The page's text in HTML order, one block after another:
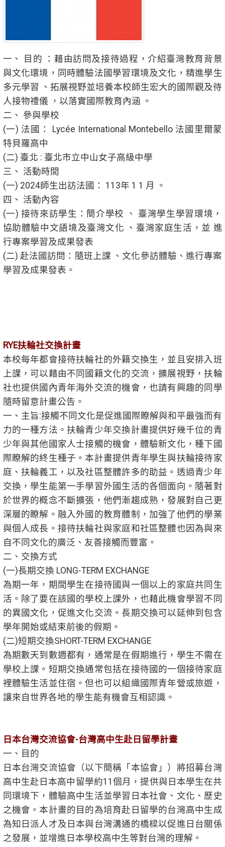
一、 目的 ：藉由訪問及接待過程，介紹臺灣教育背景
與文化環境，同時體驗法國學習環境及文化，精進學生
多元學習 、拓展視野並培養本校師生宏大的國際觀及待
人接物禮儀 ，以落實國際教育內涵 。
二、 參與學校
(一) 法國： Lycée International Montebello 法國里爾蒙
特貝羅高中
(二) 臺北 : 臺北市立中山女子高級中學
三、 活動時間
(一) 2024師生出訪法國： 113年 1 1 月 。
四、 活動內容
(一) 接待來訪學生：簡介學校 、 臺灣學生學習環境，
協助體驗中文語境及臺灣文化 、臺灣家庭生活，並 進
行專案學習及成果發表
(二) 赴法國訪問：隨班上課 、文化參訪體驗、進行專案
學習及成果發表。
RYE扶輪社交換計畫
本校每年都會接待扶輪社的外籍交換生，並且安排入班
上課，可以藉由不同國籍文化的交流，擴展視野，扶輪
社也提供國內青年海外交流的機會，也請有興趣的同學
隨時留意計畫公告。
一、主旨:接觸不同文化是促進國際瞭解與和平最強而有
力的一種方法。扶輪青少年交換計畫提供好幾千位的青
少年與其他國家人士接觸的機會，體驗新文化，種下國
際瞭解的終生種子。本計畫提供青年學生與扶輪接待家
庭、扶輪義工，以及社區整體許多的助益。透過青少年
交換，學生能第一手學習外國生活的各個面向。隨著對
於世界的概念不斷擴張，他們漸趨成熟，發展對自己更
深層的瞭解。融入外國的教育體制，加強了他們的學業
與個人成長。接待扶輪社與家庭和社區整體也因為與來
自不同文化的廣泛、友善接觸而豐富。
二、交換方式
(一)長期交換 LONG-TERM EXCHANGE
為期一年，期間學生在接待國與一個以上的家庭共同生
活。除了要在該國的學校上課外，也藉此機會學習不同
的異國文化，促進文化交流。長期交換可以延伸到包含
學年開始或結束前後的假期。
(二)短期交換SHORT-TERM EXCHANGE
為期數天到數週都有，通常是在假期進行，學生不需在
學校上課。短期交換通常包括在接待國的一個接待家庭
裡體驗生活並住宿。但也可以組織國際青年營或旅遊，
讓來自世界各地的學生能有機會互相認識。
日本台灣交流協會-台灣高中生赴日留學計畫
一、目的
日本台灣交流協會（以下簡稱「本協會」）將招募台灣
高中生赴日本高中留學約11個月，提供與日本學生在共
同環境下，體驗高中生活並學習日本社會、文化、歷史
之機會。本計畫的目的為培育赴日留學的台灣高中生成
為知日派人才及日本與台灣溝通的橋樑以促進日台關係
之發展，並增進日本學校高中生等對台灣的理解。